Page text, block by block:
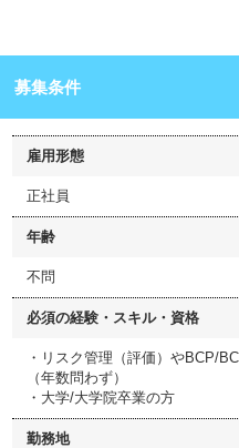
募集条件
雇用形態
正社員
年齢
不問
必須の経験・スキル・資格
・リスク管理（評価）やBCP/
（年数問わず）
・大学/大学院卒業の方
勤務地